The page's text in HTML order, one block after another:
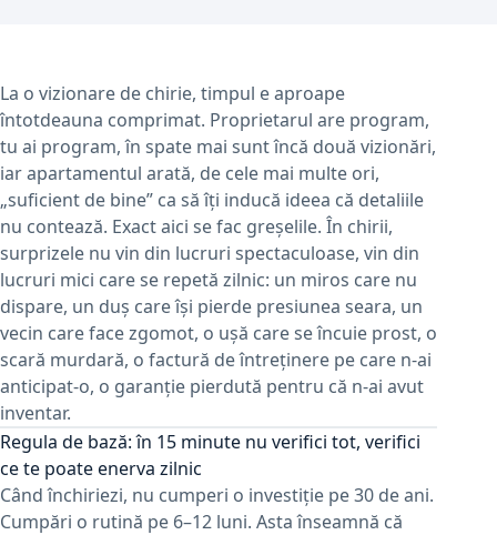
La o vizionare de chirie, timpul e aproape
întotdeauna comprimat. Proprietarul are program,
tu ai program, în spate mai sunt încă două vizionări,
iar apartamentul arată, de cele mai multe ori,
„suficient de bine” ca să îți inducă ideea că detaliile
nu contează. Exact aici se fac greșelile. În chirii,
surprizele nu vin din lucruri spectaculoase, vin din
lucruri mici care se repetă zilnic: un miros care nu
dispare, un duș care își pierde presiunea seara, un
vecin care face zgomot, o ușă care se încuie prost, o
scară murdară, o factură de întreținere pe care n-ai
anticipat-o, o garanție pierdută pentru că n-ai avut
inventar.
Regula de bază: în 15 minute nu verifici tot, verifici
ce te poate enerva zilnic
Cândînchiriezi, nu cumperi o investiție pe 30 de ani.
Cumpări o rutină pe 6–12 luni. Asta înseamnă că